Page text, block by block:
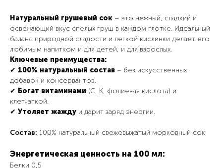
Натуральный грушевый сок – это нежный, сладкий и
освежающий вкус спелых груш в каждом глотке. Идеальный
баланс природной сладости и легкой кислинки делает его
любимым напитком и для детей, и для взрослых.
Ключевые преимущества:
✔ 100% натуральный состав – без искусственных
добавок и консервантов.
✔ Богат витаминами (С, К, фолиевая кислота) и
клетчаткой.
✔ Утоляет жажду и дарит заряд энергии.
Состав: 100% натуральный свежевыжатый морковный сок
Энергетическая ценность на 100 мл:
Белки 0,5